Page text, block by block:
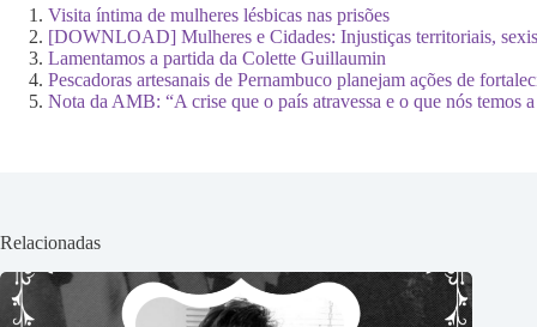
Visita íntima de mulheres lésbicas nas prisões
[DOWNLOAD] Mulheres e Cidades: Injustiças territoriais,
Lamentamos a partida da Colette Guillaumin
Pescadoras artesanais de Pernambuco planejam ações de
Nota da AMB: “A crise que o país atravessa e o que nós temos
Relacionadas